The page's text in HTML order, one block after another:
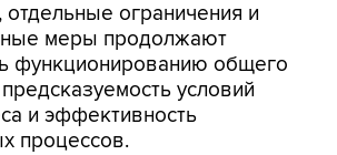
ограничения и
меры продолжают
функционированию общего
условий
и эффективность
процессов.